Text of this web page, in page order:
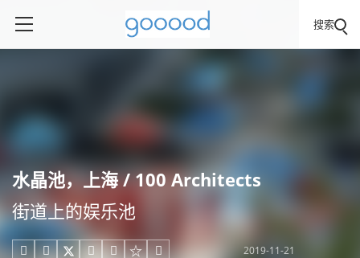
搜索
水晶池，上海 / 100 Architects
街道上的娱乐池
     2019-11-21